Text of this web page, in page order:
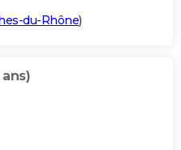
du-Rhône)
ans)